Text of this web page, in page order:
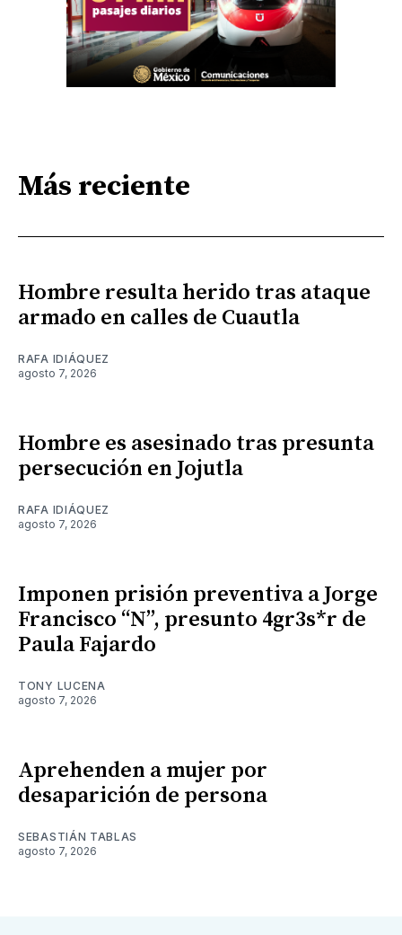
Más reciente
Hombre resulta herido tras ataque
armado en calles de Cuautla
RAFA IDIÁQUEZ
agosto 7, 2026
Hombre es asesinado tras presunta
persecución en Jojutla
RAFA IDIÁQUEZ
agosto 7, 2026
Imponen prisión preventiva a Jorge
Francisco “N”, presunto 4gr3s*r de
Paula Fajardo
TONY LUCENA
agosto 7, 2026
Aprehenden a mujer por
desaparición de persona
SEBASTIÁN TABLAS
agosto 7, 2026